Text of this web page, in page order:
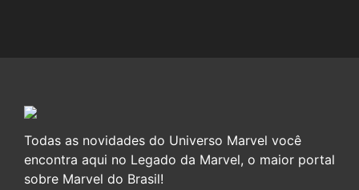
Todas as novidades do Universo Marvel você
encontra aqui no Legado da Marvel, o maior portal
sobre Marvel do Brasil!